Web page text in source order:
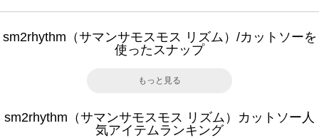
sm2rhythm（サマンサモスモス リズム）/カットソーを
使ったスナップ
もっと見る
sm2rhythm（サマンサモスモス リズム）カットソー人
気アイテムランキング